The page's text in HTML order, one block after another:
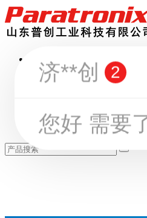
产品中心
服务支持
联系我们